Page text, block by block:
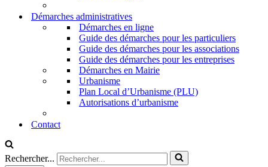
Démarches administratives
Démarches en ligne
Guide des démarches pour les particuliers
Guide des démarches pour les associations
Guide des démarches pour les entreprises
Démarches en Mairie
Urbanisme
Plan Local d’Urbanisme (PLU)
Autorisations d’urbanisme
Contact
Rechercher...